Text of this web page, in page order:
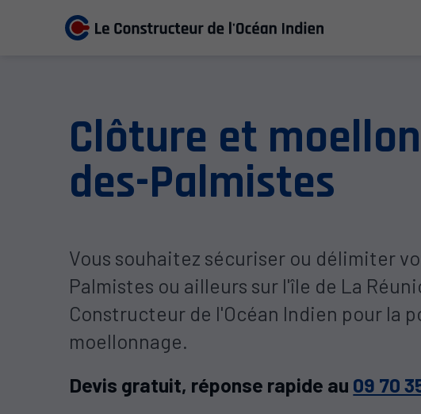
Clôture et
des-Palmistes
Vous souhaitez sécuriser ou délimiter
Palmistes ou ailleurs sur l'île de La
Constructeur de l'Océan Indien pour la
moellonnage.
Devis gratuit, réponse rapide au 09 70